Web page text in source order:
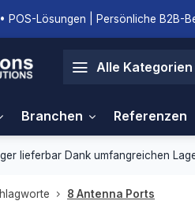
POS-Lösungen | Persönliche B2B-
Alle Kategorien
Branchen Referenzen
lieferbar Dank umfangreichen
8 Antenna Ports